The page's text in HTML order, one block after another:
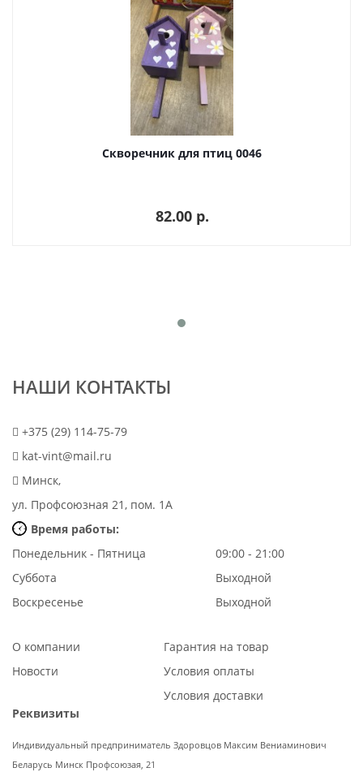
Скворечник для птиц 0046
82.00 p.
НАШИ КОНТАКТЫ
+375 (29) 114-75-79
kat-vint@mail.ru
Минск,
ул. Профсоюзная 21, пом. 1А
Время работы:
Понедельник - Пятница
09:00 - 21:00
Суббота
Выходной
Воскресенье
Выходной
О компании
Новости
Гарантия на товар
Условия оплаты
Условия доставки
Реквизиты
Индивидуальный предприниматель Здоровцов Максим Вениаминович
Беларусь Минск Профсоюзая, 21